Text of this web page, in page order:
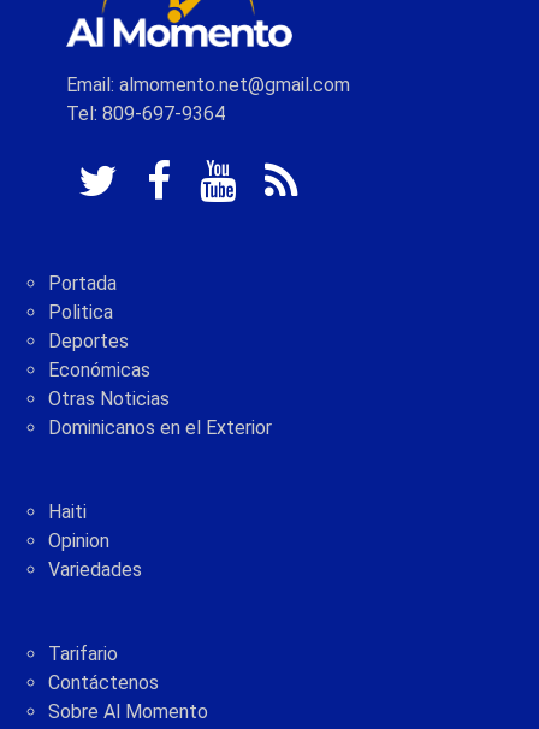
Email: almomento.net@gmail.com
Tel: 809-697-9364
Portada
Politica
Deportes
Económicas
Otras Noticias
Dominicanos en el Exterior
Haiti
Opinion
Variedades
Tarifario
Contáctenos
Sobre Al Momento